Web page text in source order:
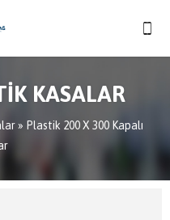
KASALAR
» Plastik 200 X 300 Kapalı